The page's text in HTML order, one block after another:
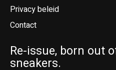
Privacy beleid
Contact
Re-issue, born out
sneakers.